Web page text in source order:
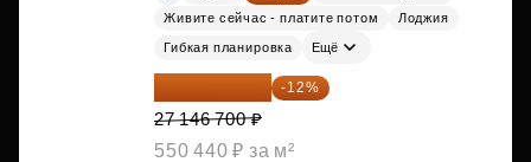
Живите сейчас - платите потом
Лоджия
Гибкая планировка Ещё
23 889 096 ₽ -12%
27 146 700 ₽
550 440 ₽ за м²